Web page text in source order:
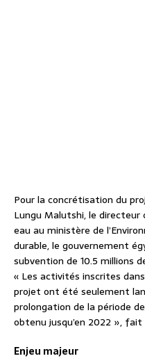
Pour la concrétisation du
Lungu Malutshi, le directeur
eau au ministère de
durable, le gouvernement
subvention de 10.5 millions
« Les activités inscrites
projet ont été seulement
prolongation de la période
obtenu jusqu’en 2022 »,
Enjeu majeur